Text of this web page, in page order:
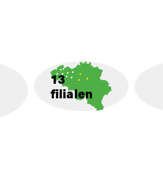
13
filialen